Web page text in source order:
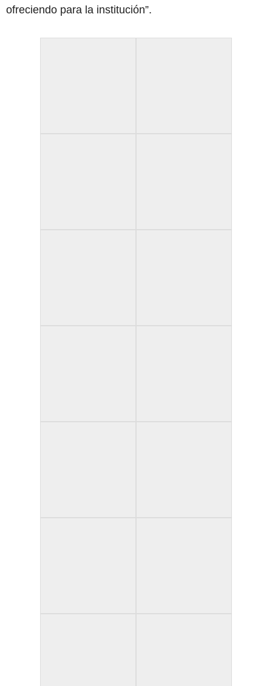
ofreciendo para la institución”.